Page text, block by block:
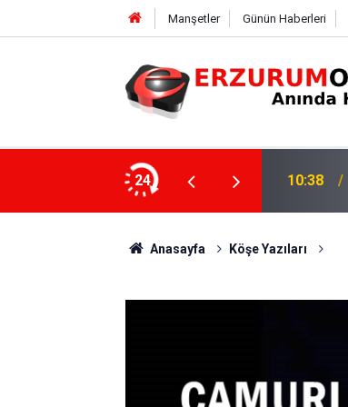
Manşetler Günün Haberleri
24
prensip anlaşmasına vardı 10:36
Anasayfa Köşe Yazıları